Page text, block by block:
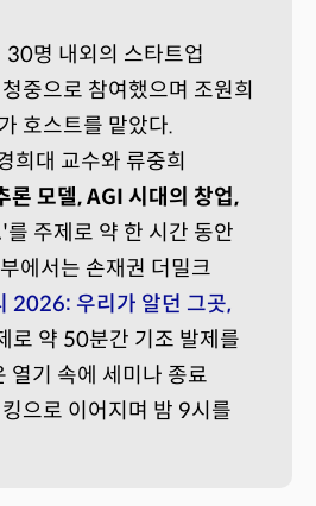
30명 내외의 스타트업
중으로 참여했으며 조원희
호스트를 맡았다.
희대 교수와 류중희
론 모델, AGI 시대의 창업,
'를 주제로 약 한 시간 동안
에서는 손재권 더밀크
2026: 우리가 알던 그곳,
로 약 50분간 기조 발제를
열기 속에 세미나 종료
으로 이어지며 밤 9시를